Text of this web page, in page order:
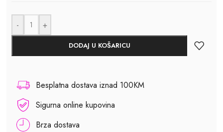
- +
DODAJ U KOŠARICU
Besplatna dostava iznad 100KM
Sigurna online kupovina
Brza dostava